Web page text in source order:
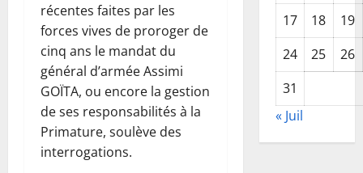
récentes faites par les
forces vives de proroger de
cinq ans le mandat du
général d’armée Assimi
GOÏTA, ou encore la gestion
de ses responsabilités à la
Primature, soulève des
interrogations.
17
18
19
24
25
26
31
« Juil